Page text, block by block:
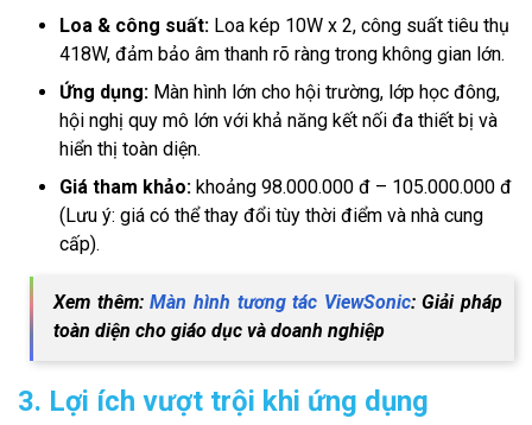
Loa & công suất: Loa kép 10W x 2, công suất tiêu thụ
418W, đảm bảo âm thanh rõ ràng trong không gian lớn.
Ứng dụng: Màn hình lớn cho hội trường, lớp học đông,
hội nghị quy mô lớn với khả năng kết nối đa thiết bị và
hiển thị toàn diện.
Giá tham khảo: khoảng 98.000.000 đ – 105.000.000 đ
(Lưu ý: giá có thể thay đổi tùy thời điểm và nhà cung
cấp).
Xem thêm:Màn hình tương tác ViewSonic: Giải pháp
toàn diện cho giáo dục và doanh nghiệp
3. Lợi ích vượt trội khi ứng dụng